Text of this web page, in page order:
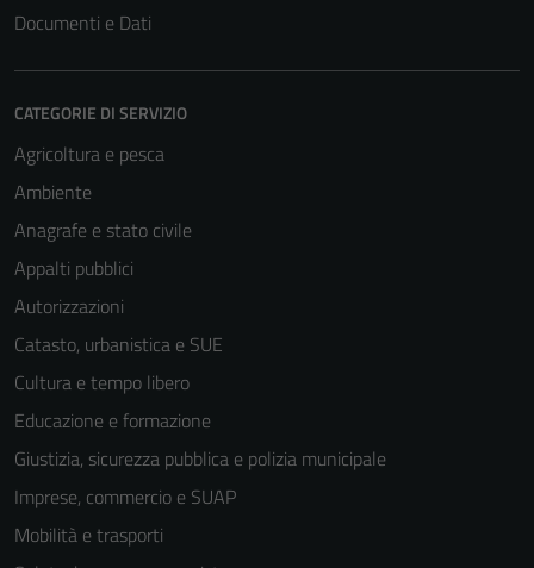
Documenti e Dati
CATEGORIE DI SERVIZIO
Agricoltura e pesca
Ambiente
Anagrafe e stato civile
Appalti pubblici
Autorizzazioni
Catasto, urbanistica e SUE
Cultura e tempo libero
Educazione e formazione
Giustizia, sicurezza pubblica e polizia municipale
Imprese, commercio e SUAP
Mobilità e trasporti